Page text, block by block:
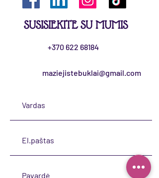
SUSISIEKITE SU MUMIS
+370 622 68184
maziejistebuklai@gmail.com